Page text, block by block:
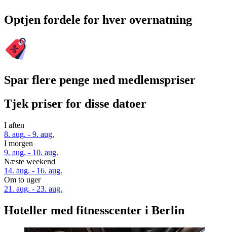
Optjen fordele for hver overnatning
Spar flere penge med medlemspriser
Tjek priser for disse datoer
I aften
8. aug. - 9. aug.
I morgen
9. aug. - 10. aug.
Næste weekend
14. aug. - 16. aug.
Om to uger
21. aug. - 23. aug.
Hoteller med fitnesscenter i Berlin